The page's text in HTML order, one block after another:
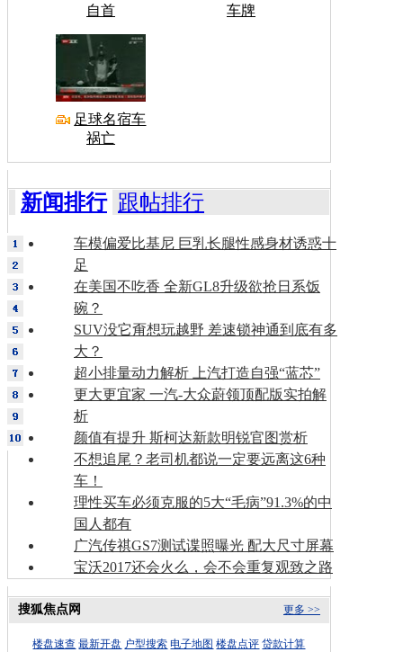
自首
车牌
足球名宿车
祸亡
新闻排行 跟帖排行
车模偏爱比基尼 巨乳长腿性感身材诱惑十
足
在美国不吃香 全新GL8升级欲抢日系饭
碗？
SUV没它甭想玩越野 差速锁神通到底有多
大？
超小排量动力解析 上汽打造自强“蓝芯”
更大更宜家 一汽-大众蔚领顶配版实拍解
析
颜值有提升 斯柯达新款明锐官图赏析
不想追尾？老司机都说一定要远离这6种
车！
理性买车必须克服的5大“毛病”91.3%的中
国人都有
广汽传祺GS7测试谍照曝光 配大尺寸屏幕
宝沃2017还会火么，会不会重复观致之路
更多 >>
搜狐焦点网
楼盘速查 最新开盘 户型搜索 电子地图 楼盘点评 贷款计算